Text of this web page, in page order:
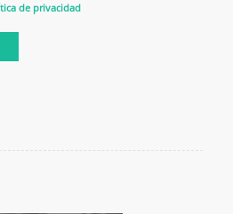
de privacidad